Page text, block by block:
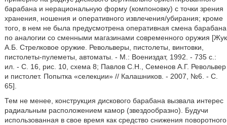
барабана и нерациональную форму (компоновку) с точки зрения
хранения, ношения и оперативного извлечения/убирания; кроме
того, в нем не была предусмотрена оперативная смена барабана
по аналогии со сменными магазинами современного оружия [Жук
А.Б. Стрелковое оружие. Револьверы, пистолеты, винтовки,
пистолеты-пулеметы, автоматы. - М.: Воениздат, 1992. - 735 с.:
ил. - С. 16, рис. 10, схема 8; Павлов C.H., Семенов А.Г. Револьвер
и пистолет. Попытка «селекции» // Калашников. - 2007, №6. - С.
65].
Тем не менее, конструкция дискового барабана вызвала интерес
радиальным расположением камор (звездообразно). Будучи
использованная в свое время как средство снижения поворотного